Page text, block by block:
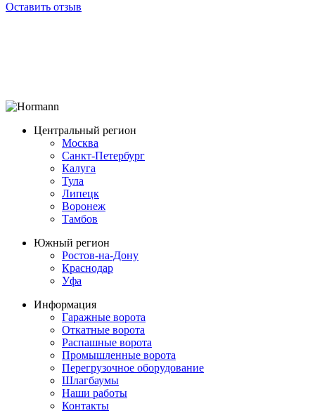
Оставить отзыв
Центральный регион
Москва
Санкт-Петербург
Калуга
Тула
Липецк
Воронеж
Тамбов
Южный регион
Ростов-на-Дону
Краснодар
Уфа
Информация
Гаражные ворота
Откатные ворота
Распашные ворота
Промышленные ворота
Перегрузочное оборудование
Шлагбаумы
Наши работы
Контакты